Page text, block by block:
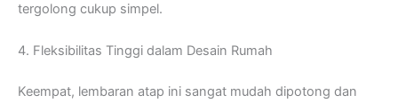
tergolong cukup simpel.
4. Fleksibilitas Tinggi dalam Desain Rumah
Keempat, lembaran atap ini sangat mudah dipotong dan